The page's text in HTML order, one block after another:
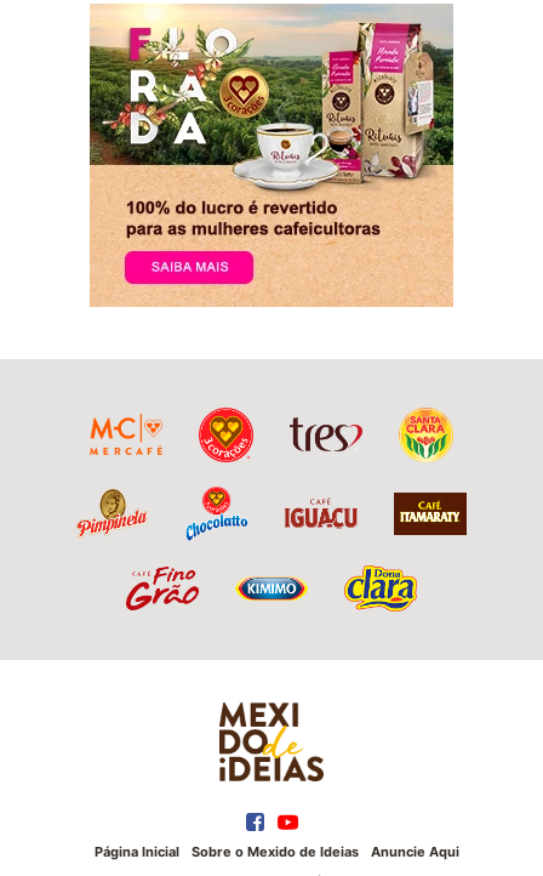
Página Inicial Sobre o Mexido de Ideias
Anuncie Aqui